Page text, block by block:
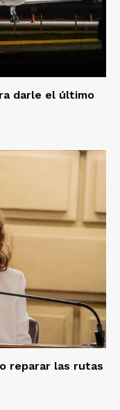
darle el último
reparar las rutas